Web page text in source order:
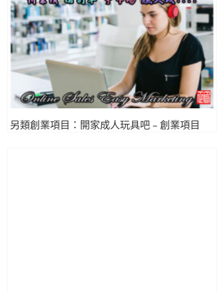
另類創業項目：開家成人玩具吧 – 創業項目